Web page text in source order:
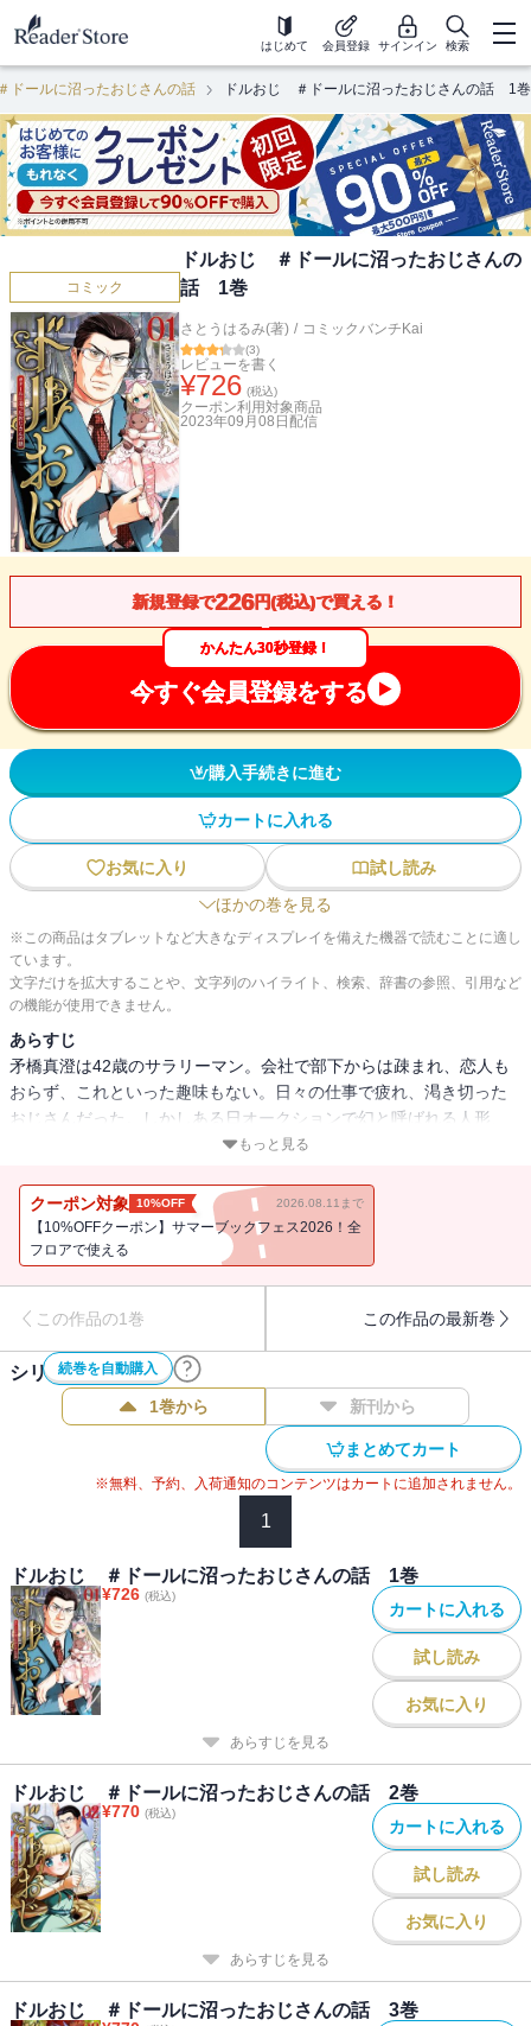
はじめて 会員登録 サインイン 検索
ールに沼ったおじさんの話 ドルおじ ＃ドールに沼ったおじさんの話 1巻
コミック
ドルおじ ＃ドールに沼ったおじさんの
話 1巻
さとうはるみ(著) / コミックバンチKai
(3)
レビューを書く
¥726 (税込)
クーポン利用対象商品
2023年09月08日 配信
新規登録で226円(税込)で買える！
かんたん30秒登録！
今すぐ会員登録をする
購入手続きに進む
カートに入れる
お気に入り
試し読み
ほかの巻を見る
※この商品はタブレットなど大きなディスプレイを備えた機器で読むことに適し
ています。
文字だけを拡大することや、文字列のハイライト、検索、辞書の参照、引用など
の機能が使用できません。
あらすじ
矛橋真澄は42歳のサラリーマン。会社で部下からは疎まれ、恋人も
おらず、これといった趣味もない。日々の仕事で疲れ、渇き切った
おじさんだった。しかしある日オークションで幻と呼ばれる人形、
【エーテルドール】“スターレット”を見つける。その可憐な姿と星の
もっと見る
クーポン対象 10%OFF 2026.08.11まで
【10%OFFクーポン】サマーブックフェス2026！全
フロアで使える
この作品の1巻 この作品の最新巻
続巻を自動購入
シリーズ作品(4件)
1巻から 新刊から
まとめてカート
※無料、予約、入荷通知のコンテンツはカートに追加されません。
1
ドルおじ ＃ドールに沼ったおじさんの話 1巻
¥726 (税込)
カートに入れる
試し読み
お気に入り
あらすじを見る
ドルおじ ＃ドールに沼ったおじさんの話 2巻
¥770 (税込)
カートに入れる
試し読み
お気に入り
あらすじを見る
ドルおじ ＃ドールに沼ったおじさんの話 3巻